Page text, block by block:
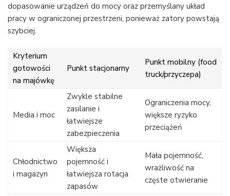
dopasowanie urządzeń do mocy oraz przemyślany układ
pracy w ograniczonej przestrzeni, ponieważ zatory powstają
szybciej.
Kryterium
gotowości
na majówkę
Punkt stacjonarny
Punkt mobilny (food
truck/przyczepa)
Media i moc
Zwykle stabilne
zasilanie i
łatwiejsze
zabezpieczenia
Ograniczenia mocy,
większe ryzyko
przeciążeń
Chłodnictwo
i magazyn
Większa
pojemność i
łatwiejsza rotacja
zapasów
Mała pojemność,
wrażliwość na
częste otwieranie